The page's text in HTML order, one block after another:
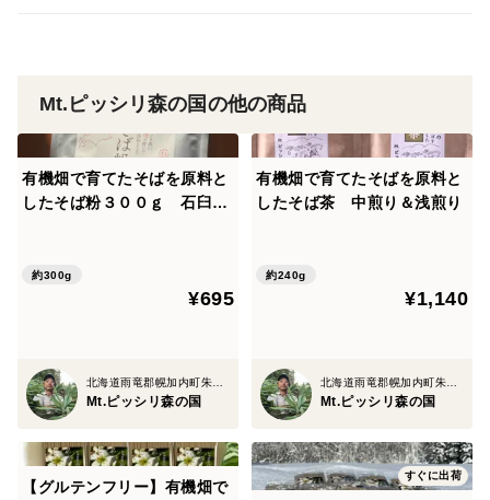
Mt.ピッシリ森の国の他の商品
有機畑で育てたそばを原料と
したそば粉３００ｇ 石臼挽
約300g
¥695
Mt.ピッシリ森の国
有機畑で育てたそばを原料と
したそば茶 中煎り＆浅煎り
約240g
¥1,140
Mt.ピッシリ森の国
【グルテンフリー】有機畑で
すぐに出荷